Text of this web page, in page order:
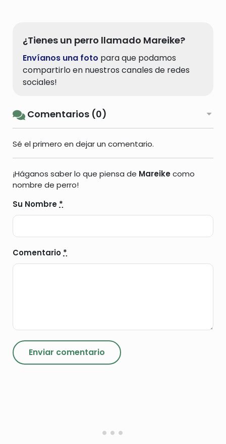
¿Tienes un perro llamado Mareike?
Envíanos una foto para que podamos
compartirlo en nuestros canales de redes
sociales!
Comentarios (0)
Sé el primero en dejar un comentario.
¡Háganos saber lo que piensa de Mareikecomo
nombre de perro!
Su Nombre *
Comentario *